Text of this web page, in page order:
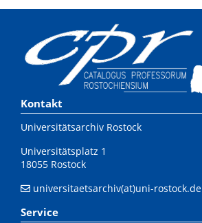
Kontakt
Universitätsarchiv Rostock
Universitätsplatz 1
18055 Rostock
universitaetsarchiv(at)uni-rostock.de
Service